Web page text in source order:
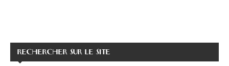
RECHERCHER SUR LE SITE